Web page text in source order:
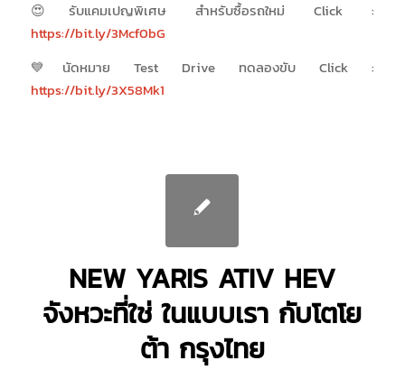
😍รับแคมเปญพิเศษ สำหรับซื้อรถใหม่ Click :
https://bit.ly/3Mcf0bG
💙นัดหมาย Test Drive ทดลองขับ Click :
https://bit.ly/3X58Mk1
NEW YARIS ATIV HEV
จังหวะที่ใช่ ในแบบเรา กับโตโย
ต้า กรุงไทย